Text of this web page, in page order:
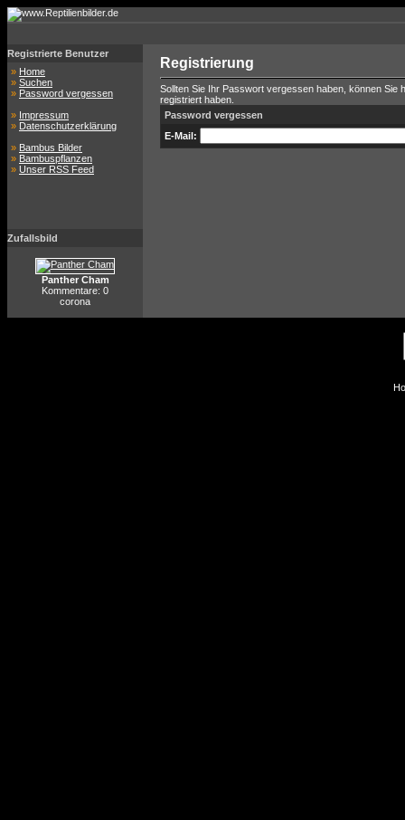
Registrierte Benutzer
» Home
» Suchen
» Password vergessen
» Impressum
» Datenschutzerklärung
» Bambus Bilder
» Bambuspflanzen
» Unser RSS Feed
Zufallsbild
Panther Cham
Kommentare: 0
corona
Registrierung
Sollten Sie Ihr Passwort vergessen haben, können Sie
registriert haben.
Password vergessen
E-Mail: